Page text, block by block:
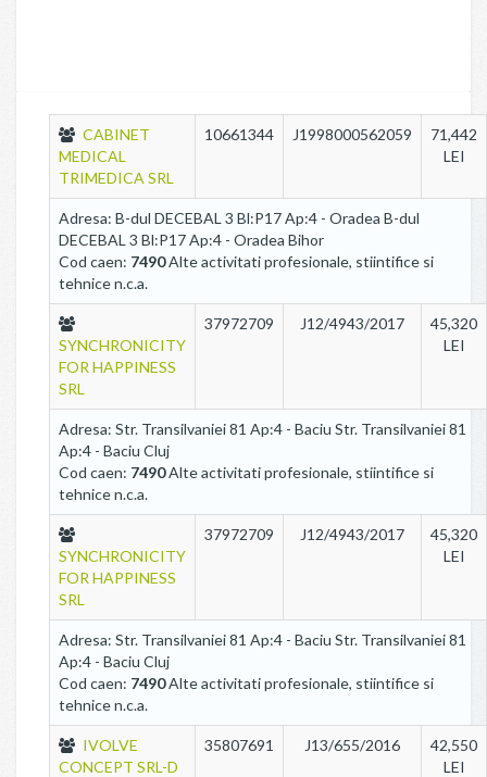
CABINET
MEDICAL
TRIMEDICA SRL
10661344 J1998000562059
71,442
LEI
Adresa: B-dul DECEBAL 3 Bl:P17 Ap:4 - Oradea B-dul
DECEBAL 3 Bl:P17 Ap:4 - Oradea Bihor
Cod caen: 7490Alte activitati profesionale, stiintifice si
tehnice n.c.a.
SYNCHRONICITY
FOR HAPPINESS
SRL
37972709 J12/4943/2017
45,320
LEI
Adresa: Str. Transilvaniei 81 Ap:4 - Baciu Str. Transilvaniei 81
Ap:4 - Baciu Cluj
Cod caen: 7490Alte activitati profesionale, stiintifice si
tehnice n.c.a.
SYNCHRONICITY
FOR HAPPINESS
SRL
37972709 J12/4943/2017
45,320
LEI
Adresa: Str. Transilvaniei 81 Ap:4 - Baciu Str. Transilvaniei 81
Ap:4 - Baciu Cluj
Cod caen: 7490Alte activitati profesionale, stiintifice si
tehnice n.c.a.
IVOLVE
CONCEPT SRL-D
35807691 J13/655/2016
42,550
LEI